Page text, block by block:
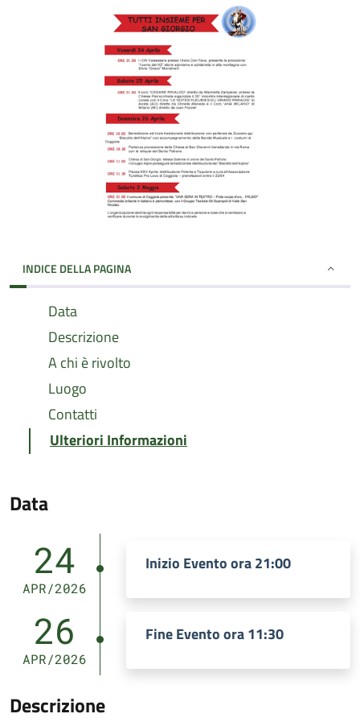
INDICE DELLA PAGINA
Data
Descrizione
A chi è rivolto
Luogo
Contatti
Ulteriori Informazioni
Data
24
APR/2026
Inizio Evento ora 21:00
26
APR/2026
Fine Evento ora 11:30
Descrizione